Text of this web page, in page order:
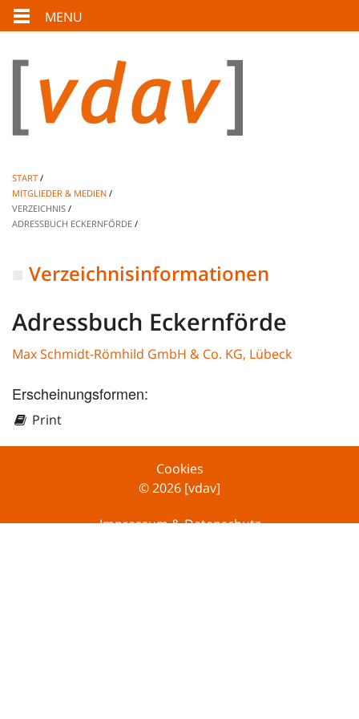
MENU
START
MITGLIEDER & MEDIEN
VERZEICHNIS
ADRESSBUCH ECKERNFÖRDE
Verzeichnisinformationen
Adressbuch Eckernförde
Max Schmidt-Römhild GmbH & Co. KG, Lübeck
Erscheinungsformen:
Print
Cookies
© 2026 [vdav]
Impressum & Datenschutz